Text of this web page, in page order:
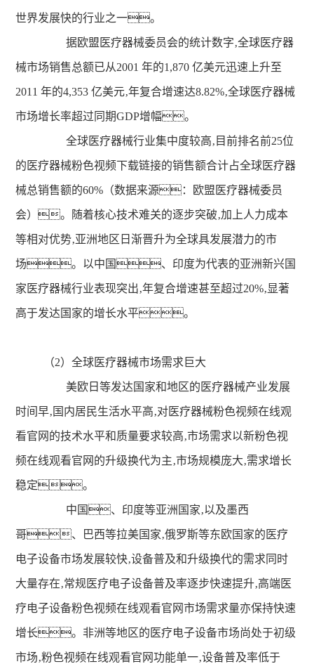
世界发展快的行业之一。
据欧盟医疗器械委员会的统计数字‚全球医疗器
械市场销售总额已从2001 年的1,870 亿美元迅速上升至
2011 年的4,353 亿美元‚年复合增速达8.82%‚全球医疗器械
市场增长率超过同期GDP增幅。
全球医疗器械行业集中度较高‚目前排名前25位
的医疗器械粉色视频下载链接的销售额合计占全球医疗器
械总销售额的60%（数据来源：欧盟医疗器械委员
会）。随着核心技术难关的逐步突破‚加上人力成本
等相对优势‚亚洲地区日渐晋升为全球具发展潜力的市
场。以中国、印度为代表的亚洲新兴国
家医疗器械行业表现突出‚年复合增速甚至超过20%‚显著
高于发达国家的增长水平。
（2）全球医疗器械市场需求巨大
美欧日等发达国家和地区的医疗器械产业发展
时间早‚国内居民生活水平高‚对医疗器械粉色视频在线观
看官网的技术水平和质量要求较高‚市场需求以新粉色视
频在线观看官网的升级换代为主‚市场规模庞大‚需求增长
稳定。
中国、印度等亚洲国家‚以及墨西
哥、巴西等拉美国家‚俄罗斯等东欧国家的医疗
电子设备市场发展较快‚设备普及和升级换代的需求同时
大量存在‚常规医疗电子设备普及率逐步快速提升‚高端医
疗电子设备粉色视频在线观看官网市场需求量亦保持快速
增长。非洲等地区的医疗电子设备市场尚处于初级
市场‚粉色视频在线观看官网功能单一‚设备普及率低于